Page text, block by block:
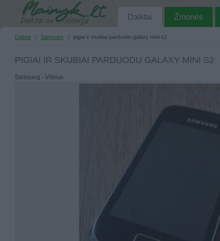
Daiktai Žmonės
Daiktai Samsung pigiai ir skubiai parduodu galaxy mini s2
PIGIAI IR SKUBIAI PARDUODU GALAXY MINI S2
Samsung - Vilnius